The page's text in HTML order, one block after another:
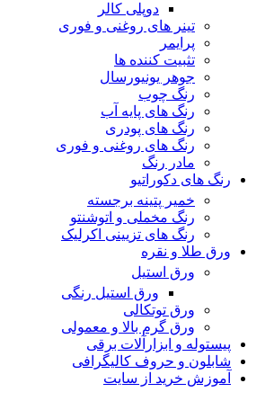
دوپلی کالر
تینر های روغنی و فوری
پرایمر
تثبیت کننده ها
جوهر یونیورسال
رنگ چوب
رنگ‌ های پایه آب
رنگ های پودری
رنگ‌ های روغنی و فوری
مادر رنگ
رنگ های دکوراتیو
خمیر پتینه برجسته
رنگ مخملی و اتوشنتو
رنگ های تزیینی اکرلیک
ورق طلا و نقره
ورق استیل
ورق استیل رنگی
ورق توتکالی
ورق گرم بالا و معمولی
پیستوله و ابزارآلات برقی
شابلون و حروف کالیگرافی
آموزش خرید از سایت